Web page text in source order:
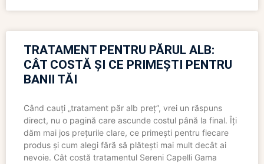
TRATAMENT PENTRU PĂRUL ALB:
CÂT COSTĂ ȘI CE PRIMEȘTI PENTRU
BANII TĂI
Când cauți „tratament păr alb preț”, vrei un răspuns
direct, nu o pagină care ascunde costul până la final. Îți
dăm mai jos prețurile clare, ce primești pentru fiecare
produs și cum alegi fără să plătești mai mult decât ai
nevoie. Cât costă tratamentul Sereni Capelli Gama